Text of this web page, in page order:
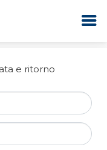
e ritorno